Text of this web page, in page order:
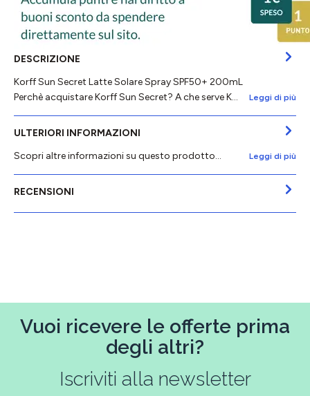
DESCRIZIONE
Korff Sun Secret Latte Solare Spray SPF50+ 200mL
Perchè acquistare Korff Sun Secret? A che serve K…
Leggi di più
ULTERIORI INFORMAZIONI
Scopri altre informazioni su questo prodotto...
Leggi di più
RECENSIONI
Vuoi ricevere le offerte prima
degli altri?
Iscriviti alla newsletter